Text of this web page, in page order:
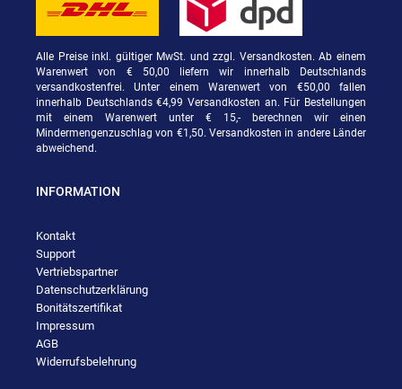
Alle Preise inkl. gültiger MwSt. und zzgl. Versandkosten. Ab einem
Warenwert von € 50,00 liefern wir innerhalb Deutschlands
versandkostenfrei. Unter einem Warenwert von €50,00 fallen
innerhalb Deutschlands €4,99 Versandkosten an. Für Bestellungen
mit einem Warenwert unter € 15,- berechnen wir einen
Mindermengenzuschlag von €1,50. Versandkosten in andere Länder
abweichend.
INFORMATION
Kontakt
Support
Vertriebspartner
Datenschutzerklärung
Bonitätszertifikat
Impressum
AGB
Widerrufsbelehrung